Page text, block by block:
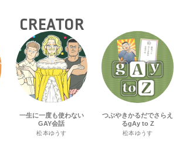
CREATOR
一生に一度も使わない
GAY会話
松本ゆうす
つぶやきかるだでさらえ
るgAy to Z
松本ゆうす